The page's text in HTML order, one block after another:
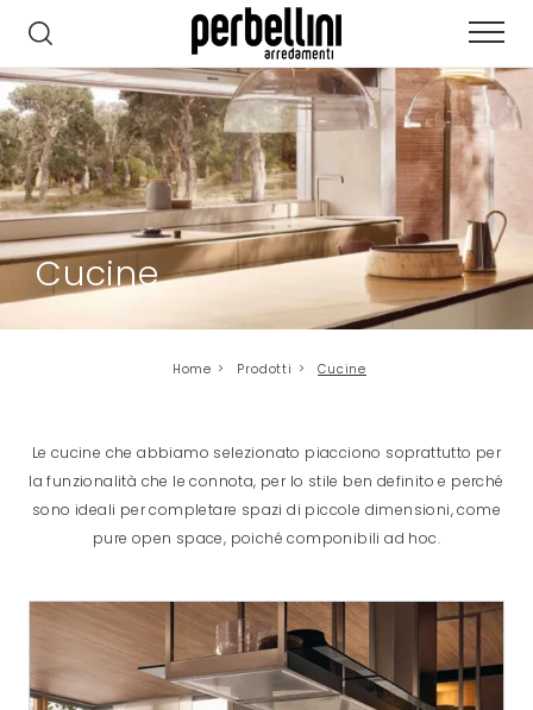
Cucine
Home > Prodotti > Cucine
Le cucine che abbiamo selezionato piacciono soprattutto per
la funzionalità che le connota, per lo stile ben definito e perché
sono ideali per completare spazi di piccole dimensioni, come
pure open space, poiché componibili ad hoc.